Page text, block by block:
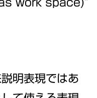
work space)”
明表現ではあ